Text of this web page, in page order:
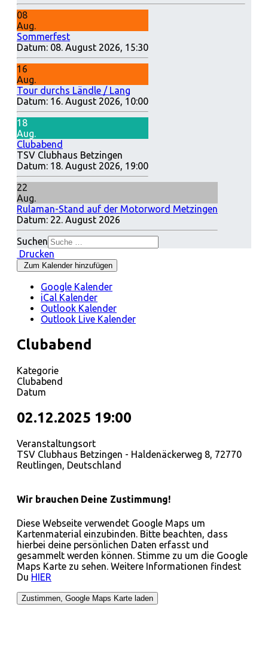
08
Aug.
Sommerfest
Datum: 08. August 2026, 15:30
16
Aug.
Tour durchs Ländle / Lang
Datum: 16. August 2026, 10:00
18
Aug.
Clubabend
TSV Clubhaus Betzingen
Datum: 18. August 2026, 19:00
22
Aug.
Rulaman-Stand auf der Motorword Metzingen
Datum: 22. August 2026
Suchen
Drucken
Zum Kalender hinzufügen
Google Kalender
iCal Kalender
Outlook Kalender
Outlook Live Kalender
Clubabend
Kategorie
Clubabend
Datum
02.12.2025 19:00
Veranstaltungsort
TSV Clubhaus Betzingen - Haldenäckerweg 8, 72770
Reutlingen, Deutschland
Wir brauchen Deine Zustimmung!
Diese Webseite verwendet Google Maps um
Kartenmaterial einzubinden. Bitte beachten, dass
hierbei deine persönlichen Daten erfasst und
gesammelt werden können. Stimme zu um die Google
Maps Karte zu sehen. Weitere Informationen findest
Du HIER